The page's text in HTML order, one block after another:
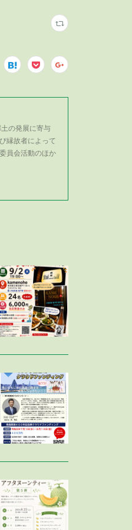
の発展に寄与
縁故者によって
員会活動のほか